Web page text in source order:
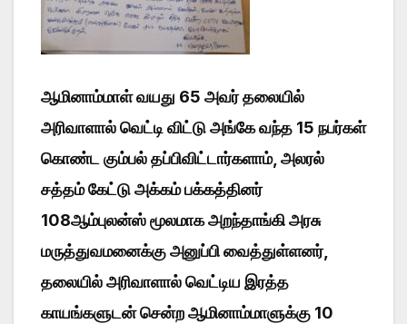
ஆமினாம்மாள் வயது 65 அவர் தலையில்
அரிவாளால் வெட்டி விட்டு அங்கே வந்த 15 நபர்கள்
கொண்ட கும்பல் தப்பிவிட்டார்களாம், அலரல்
சத்தம் கேட்டு அக்கம் பக்கத்தினர்
108ஆம்புலன்ஸ் மூலமாக அறந்தாங்கி அரசு
மருத்துவமனைக்கு அனுப்பி வைத்துள்ளனர்,
தலையில் அரிவாளால் வெட்டிய இரத்த
காயங்களுடன் சென்ற ஆமினாம்மாளுக்கு 10